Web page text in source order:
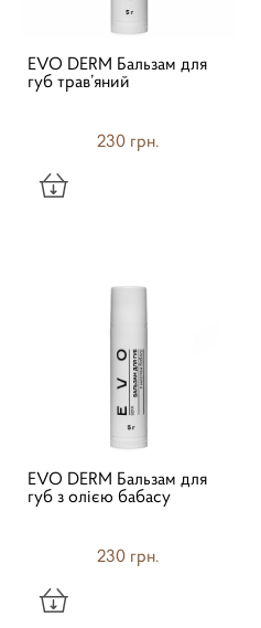
EVO DERM Бальзам для
губ трав’яний
230 грн.
EVO DERM Бальзам для
губ з олією бабасу
230 грн.